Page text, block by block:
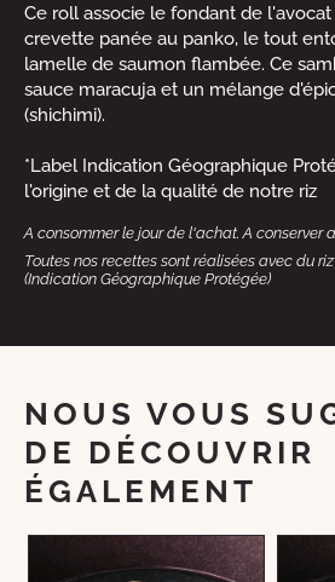
Ce roll associe le fondant de
crevette panée au panko, le tout
lamelle de saumon flambée. Ce
sauce maracuja et un mélange
(shichimi).
*Label Indication Géographique
l'origine et de la qualité de notre riz
A consommer le jour de l'achat. A conserver
Toutes nos recettes sont réalisées avec du
(Indication Géographique Protégée)
NOUS VOUS
DE DÉCOUVRIR
ÉGALEMENT